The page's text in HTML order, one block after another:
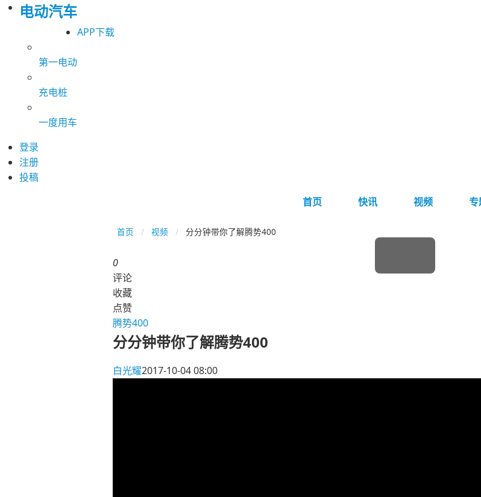
电动汽车
APP下载
第一电动
充电桩
一度用车
登录
注册
投稿
首页
快讯 视频 专
首页 视频 分分钟带你了解腾势400
0
评论
收藏
点赞
腾势400
分分钟带你了解腾势400
白光耀2017-10-04 08:00